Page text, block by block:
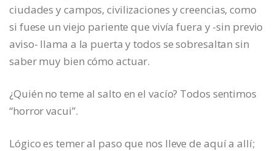
ciudades y campos, civilizaciones y creencias, como
si fuese un viejo pariente que vivía fuera y -sin previo
aviso- llama a la puerta y todos se sobresaltan sin
saber muy bien cómo actuar.
¿Quién no teme al salto en el vacío? Todos sentimos
“horror vacui”.
Lógico es temer al paso que nos lleve de aquí a allí;